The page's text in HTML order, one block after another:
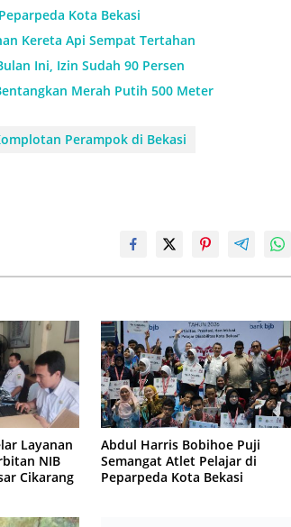
Kota Bekasi
Kereta Api Sempat Tertahan
Ini, Izin Sudah 90 Persen
Merah Putih 500 Meter
Perampok di Bekasi
Layanan
NIB
Cikarang
Abdul Harris Bobihoe Puji
Semangat Atlet Pelajar di
Peparpeda Kota Bekasi